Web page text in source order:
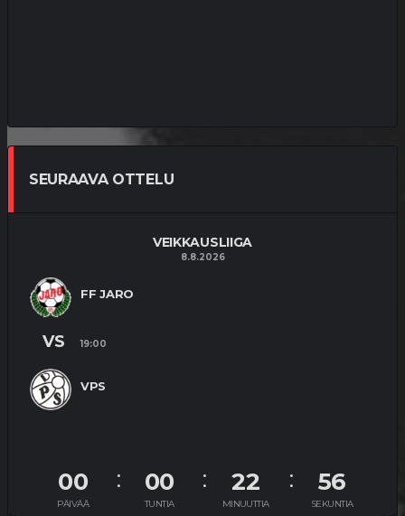
SEURAAVA OTTELU
VEIKKAUSLIIGA
8.8.2026
FF JARO
VPS
VS 19:00
00
PÄIVÄÄ
00
TUNTIA
22
MINUUTTIA
55
SEKUNTIA